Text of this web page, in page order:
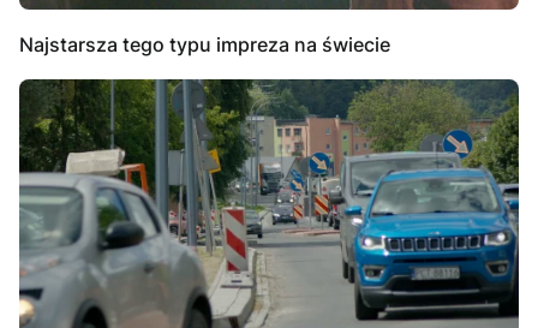
Najstarsza tego typu impreza na świecie